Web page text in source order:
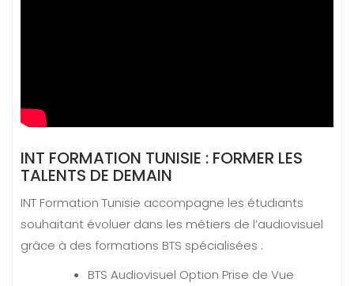
INT FORMATION TUNISIE : FORMER LES
TALENTS DE DEMAIN
INT Formation Tunisie accompagne les étudiants
souhaitant évoluer dans les métiers de l’audiovisuel
grâce à des formations BTS spécialisées :
BTS Audiovisuel Option Prise de Vue